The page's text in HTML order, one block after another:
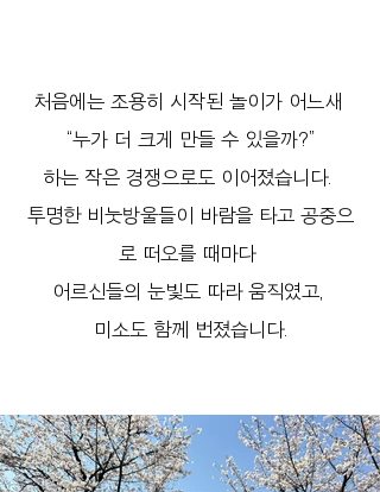
처음에는 조용히 시작된 놀이가 어느새
“누가 더 크게 만들 수 있을까?”
하는 작은 경쟁으로도 이어졌습니다.
투명한 비눗방울들이 바람을 타고 공중으
로 떠오를 때마다
어르신들의 눈빛도 따라 움직였고,
미소도 함께 번졌습니다.